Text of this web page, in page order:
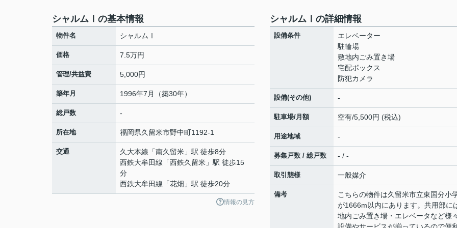
シャルムⅠの基本情報
物件名 シャルムⅠ
価格 7.5万円
管理/共益費 5,000円
築年月 1996年7月（築30年）
総戸数 -
所在地 福岡県久留米市野中町1192-1
交通 久大本線 「南久留米 」駅 徒歩8分
西鉄大牟田線 「西鉄久留米 」駅 徒歩15
分
西鉄大牟田線 「花畑 」駅 徒歩20分
情報の見方
シャルムⅠの詳細情報
設備条件
エレベーター
駐輪場
敷地内ごみ置き場
宅配ボックス
防犯カメラ
設備(その他) -
駐車場/月額 空有/5,500円 (税込)
用途地域 -
募集戸数 / 総戸数 - / -
取引態様 一般媒介
備考
こちらの物件は久留米市立東国分小
が1666m以内にあります。共用部に
地内ごみ置き場・エレベータなど様